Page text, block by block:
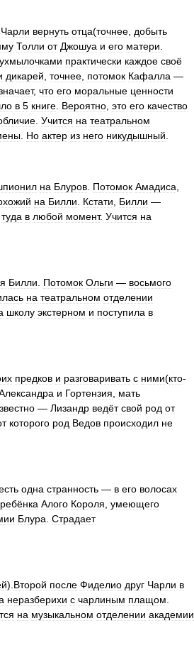
Чарли вернуть отца(точнее добыть
Толли от Джошуа и его матери
ухмылочками практически каждое своё
дикарей точнее потомок Кафалла —
, что его моральные ценности
в 5 книге Вероятно это его качество
Учится на театральном
Но актер из него никудышный
на Блуров Потомок Амадиса
на Билли Кстати Билли —
туда в любой момент. Учится на
Билли Потомок Ольги — восьмого
на театральном отделении
школу экстерном и поступила в
предков и разговаривать с ними(кто-
и Гортензия
мать
— Лизандр ведёт свой род от
которого род Ведов происходил не
одна странность — в его волосах
ребёнка Алого Короля умеющего
Блура Страдает
). Второй после Фиделио друг Чарли в
неразберихи с чарлиным плащом
на музыкальном отделении академии